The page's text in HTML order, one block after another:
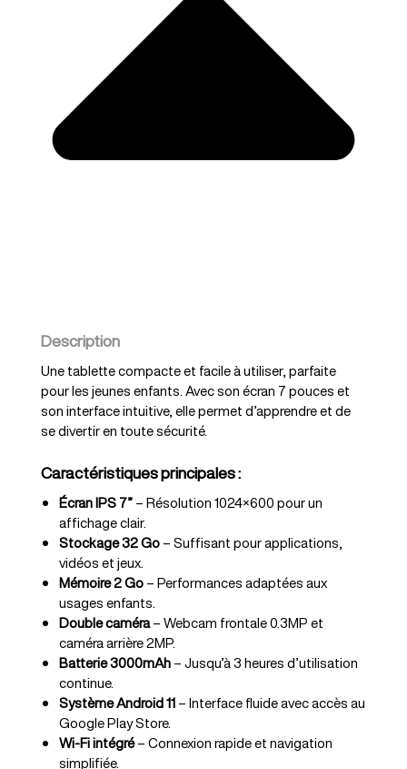
Description
Une tablette compacte et facile à utiliser, parfaite
pour les jeunes enfants. Avec son écran 7 pouces et
son interface intuitive, elle permet d’apprendre et de
se divertir en toute sécurité.
Caractéristiques principales :
Écran IPS 7”– Résolution 1024×600 pour un
affichage clair.
Stockage 32 Go– Suffisant pour applications,
vidéos et jeux.
Mémoire 2 Go– Performances adaptées aux
usages enfants.
Double caméra– Webcam frontale 0.3MP et
caméra arrière 2MP.
Batterie 3000mAh– Jusqu’à 3 heures d’utilisation
continue.
Système Android 11– Interface fluide avec accès au
Google Play Store.
Wi-Fi intégré– Connexion rapide et navigation
simplifiée.